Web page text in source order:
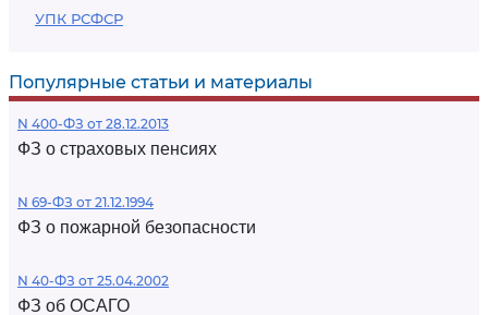
УПК РСФСР
Популярные статьи и материалы
N 400-ФЗ от 28.12.2013
ФЗ о страховых пенсиях
N 69-ФЗ от 21.12.1994
ФЗ о пожарной безопасности
N 40-ФЗ от 25.04.2002
ФЗ об ОСАГО